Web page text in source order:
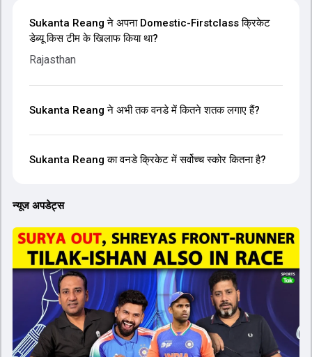
Sukanta Reang ने अपना Domestic-Firstclass क्रिकेट
डेब्यू किस टीम के खिलाफ किया था?
Rajasthan
Sukanta Reang ने अभी तक वनडे में कितने शतक लगाए हैं?
Sukanta Reang का वनडे क्रिकेट में सर्वोच्च स्कोर कितना है?
न्यूज अपडेट्स